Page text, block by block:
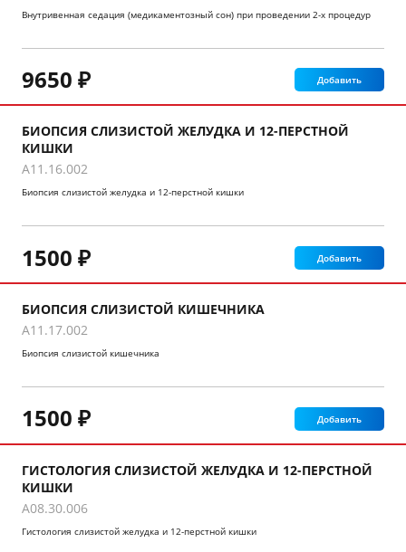
Внутривенная седация (медикаментозный сон) при проведении 2-х процедур
9650 ₽ Добавить
БИОПСИЯ СЛИЗИСТОЙ ЖЕЛУДКА И 12-ПЕРСТНОЙ
КИШКИ
A11.16.002
Биопсия слизистой желудка и 12-перстной кишки
1500 ₽ Добавить
БИОПСИЯ СЛИЗИСТОЙ КИШЕЧНИКА
A11.17.002
Биопсия слизистой кишечника
1500 ₽ Добавить
ГИСТОЛОГИЯ СЛИЗИСТОЙ ЖЕЛУДКА И 12-ПЕРСТНОЙ
КИШКИ
A08.30.006
Гистология слизистой желудка и 12-перстной кишки